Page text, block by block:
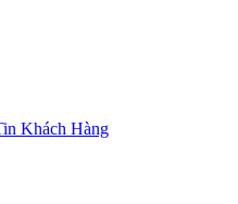
Khách Hàng